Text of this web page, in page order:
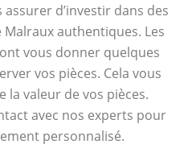
d’investir dans des
Malraux authentiques. Les
vous donner quelques
vos pièces. Cela vous
valeur de vos pièces.
avec nos experts pour
personnalisé.